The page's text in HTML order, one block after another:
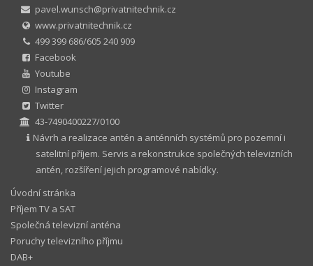
pavel.wunsch@privatnitechnik.cz
www.privatnitechnik.cz
499 399 686/605 240 909
Facebook
Youtube
Instagram
Twitter
43-7490400227/0100
Návrh a realizace antén a anténních systémů pro pozemní i
satelitní příjem. Servis a rekonstrukce společných televizních
antén, rozšíření jejich programové nabídky.
Úvodní stránka
Příjem TV a SAT
Společná televizní anténa
Poruchy televizního příjmu
DAB+